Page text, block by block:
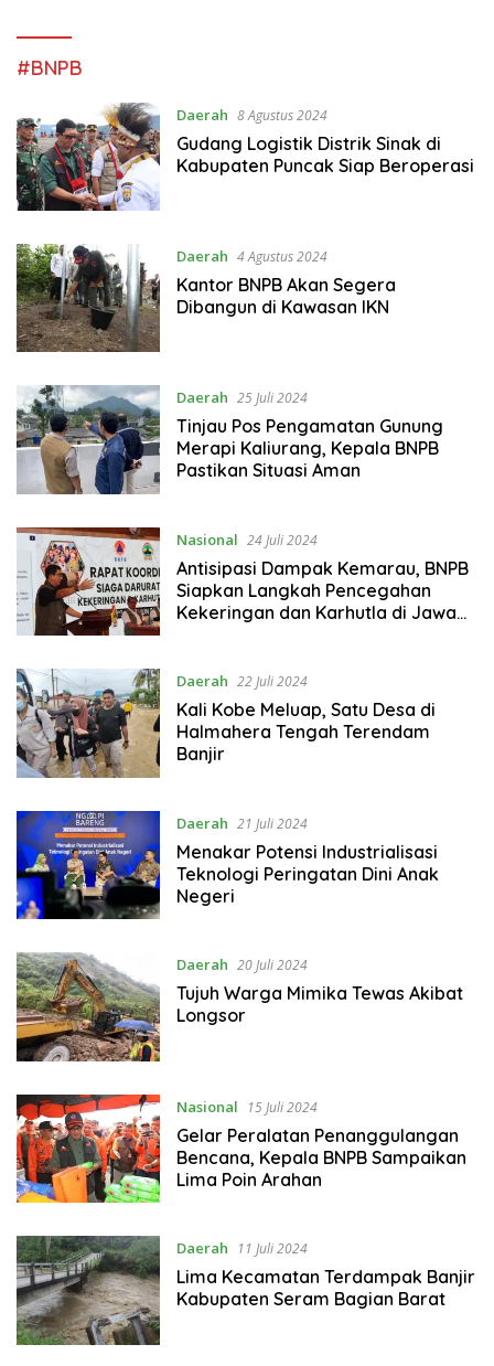
#BNPB
Daerah 8 Agustus 2024
Gudang Logistik Distrik Sinak di
Kabupaten Puncak Siap Beroperasi
Daerah 4 Agustus 2024
Kantor BNPB Akan Segera
Dibangun di Kawasan IKN
Daerah 25 Juli 2024
Tinjau Pos Pengamatan Gunung
Merapi Kaliurang, Kepala BNPB
Pastikan Situasi Aman
Nasional 24 Juli 2024
Antisipasi Dampak Kemarau, BNPB
Siapkan Langkah Pencegahan
Kekeringan dan Karhutla di Jawa
Daerah 22 Juli 2024
Kali Kobe Meluap, Satu Desa di
Halmahera Tengah Terendam
Banjir
Daerah 21 Juli 2024
Menakar Potensi Industrialisasi
Teknologi Peringatan Dini Anak
Negeri
Daerah 20 Juli 2024
Tujuh Warga Mimika Tewas Akibat
Longsor
Nasional 15 Juli 2024
Gelar Peralatan Penanggulangan
Bencana, Kepala BNPB Sampaikan
Lima Poin Arahan
Daerah 11 Juli 2024
Lima Kecamatan Terdampak Banjir
Kabupaten Seram Bagian Barat